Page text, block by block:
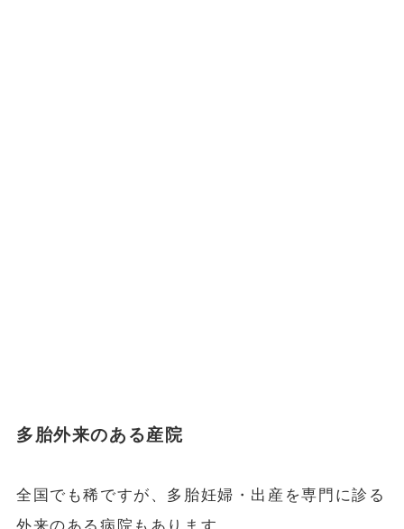
多胎外来のある産院
全国でも稀ですが、多胎妊婦・出産を専門に診る